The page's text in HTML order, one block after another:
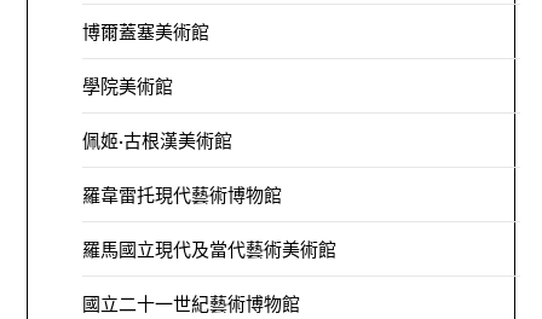
博爾蓋塞美術館
學院美術館
佩姬·古根漢美術館
羅韋雷托現代藝術博物館
羅馬國立現代及當代藝術美術館
國立二十一世紀藝術博物館